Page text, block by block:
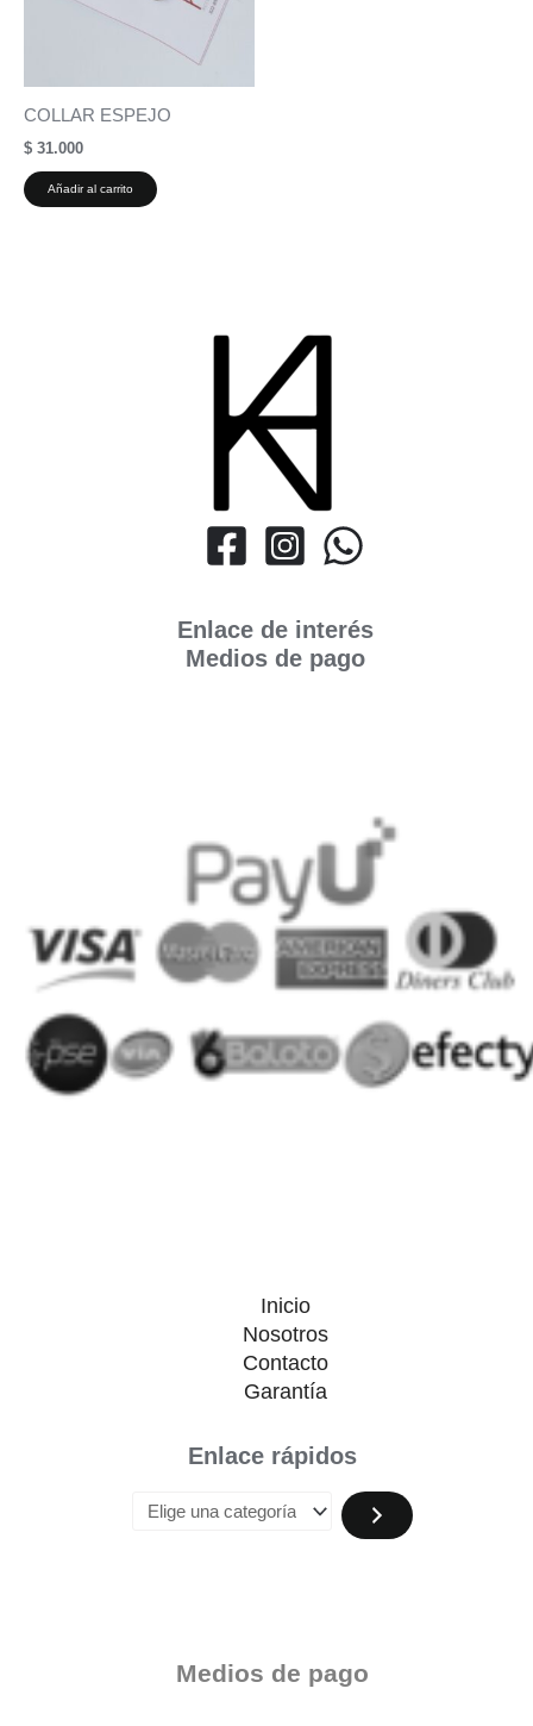
COLLAR ESPEJO
$ 31.000
Añadir al carrito
Enlace de interés
Medios de pago
Inicio
Nosotros
Contacto
Garantía
Enlace rápidos
Medios de pago